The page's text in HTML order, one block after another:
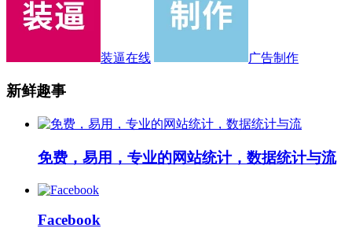
装逼在线 广告制作
新鲜趣事
免费，易用，专业的网站统计，数据统计与流
Facebook